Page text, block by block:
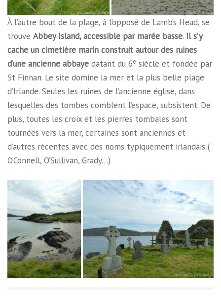
À l’autre bout de la plage, à l’opposé de Lamb’s Head, se
trouve Abbey Island, accessible par marée basse. Il s’y
cache un cimetière marin construit autour des ruines
d’une ancienne abbaye datant du 6e siècle et fondée par
St Finnan. Le site domine la mer et la plus belle plage
d’Irlande. Seules les ruines de l’ancienne église, dans
lesquelles des tombes comblent l’espace, subsistent. De
plus, toutes les croix et les pierres tombales sont
tournées vers la mer, certaines sont anciennes et
d’autres récentes avec des noms typiquement irlandais (
O’Connell, O’Sullivan, Grady…)